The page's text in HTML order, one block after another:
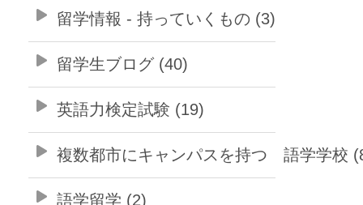
留学情報 - 持っていくもの (3)
留学生ブログ (40)
英語力検定試験 (19)
複数都市にキャンパスを持つ 語学学校
語学留学 (2)